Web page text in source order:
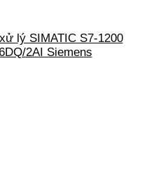
lý SIMATIC S7-1200
2AI Siemens